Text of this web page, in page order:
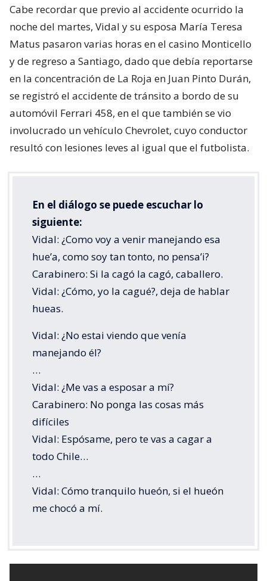
Cabe recordar que previo al accidente ocurrido la
noche del martes, Vidal y su esposa María Teresa
Matus pasaron varias horas en el casino Monticello
y de regreso a Santiago, dado que debía reportarse
en la concentración de La Roja en Juan Pinto Durán,
se registró el accidente de tránsito a bordo de su
automóvil Ferrari 458, en el que también se vio
involucrado un vehículo Chevrolet, cuyo conductor
resultó con lesiones leves al igual que el futbolista.
En el diálogo se puede escuchar lo
siguiente:
Vidal: ¿Como voy a venir manejando esa
hue’a, como soy tan tonto, no pensa’i?
Carabinero: Si la cagó la cagó, caballero.
Vidal: ¿Cómo, yo la cagué?, deja de hablar
hueas.
Vidal: ¿No estai viendo que venía
manejando él?
…
Vidal: ¿Me vas a esposar a mí?
Carabinero: No ponga las cosas más
difíciles
Vidal: Espósame, pero te vas a cagar a
todo Chile…
…
Vidal: Cómo tranquilo hueón, si el hueón
me chocó a mí.